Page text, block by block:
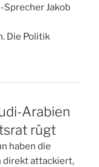
Jakob
Die Politik
Arabien
rügt
haben die
direkt attackiert,